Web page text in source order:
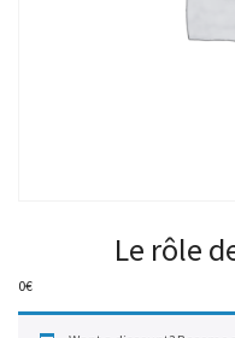
Le rôle
0€